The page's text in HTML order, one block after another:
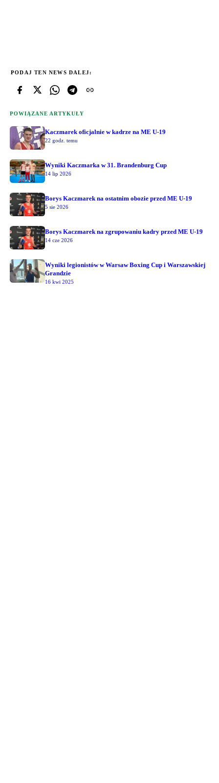
PODAJ TEN NEWS DALEJ:
POWIĄZANE ARTYKUŁY
Kaczmarek oficjalnie w kadrze na ME U-19
22 godz. temu
Wyniki Kaczmarka w 31. Brandenburg Cup
14 lip 2026
Borys Kaczmarek na ostatnim obozie przed ME U-19
5 sie 2026
Borys Kaczmarek na zgrupowaniu kadry przed ME U-19
14 cze 2026
Wyniki legionistów w Warsaw Boxing Cup i Warszawskiej
Grandzie
16 kwi 2025